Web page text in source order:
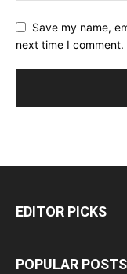
Save my name,
next time I comment.
EDITOR PICKS
POPULAR POSTS